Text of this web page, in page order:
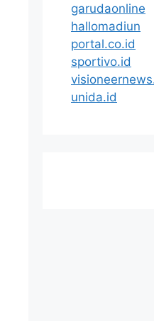
garudaonline
hallomadiun
portal.co.id
sportivo.id
unida.id